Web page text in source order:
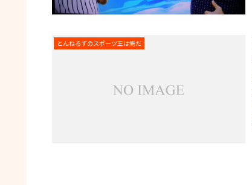
とんねるずのスポーツ王は俺だ